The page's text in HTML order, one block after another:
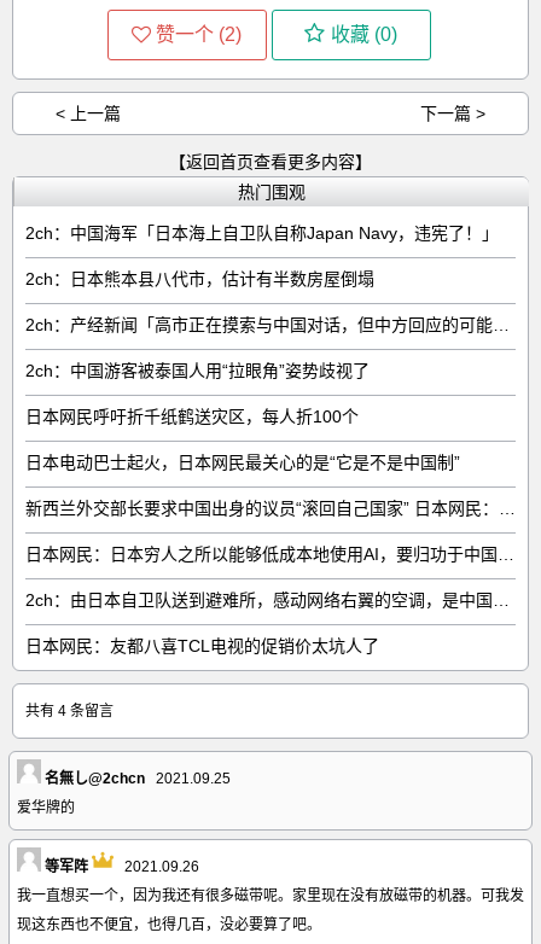
赞一个 (2) 收藏 (0)
< 上一篇 下一篇 >
【返回首页查看更多内容】
热门围观
2ch：中国海军「日本海上自卫队自称Japan Navy，违宪了！」
2ch：日本熊本县八代市，估计有半数房屋倒塌
2ch：中国游客被泰国人用“拉眼角”姿势歧视了
日本网民呼吁折千纸鹤送灾区，每人折100个
日本电动巴士起火，日本网民最关心的是“它是不是中国制”
日本网民：友都八喜TCL电视的促销价太坑人了
共有 4 条留言
名無し@2chcn
2021.09.25
爱华牌的
等军阵
2021.09.26
我一直想买一个，因为我还有很多磁带呢。家里现在没有放磁带的机器。可我发
现这东西也不便宜，也得几百，没必要算了吧。